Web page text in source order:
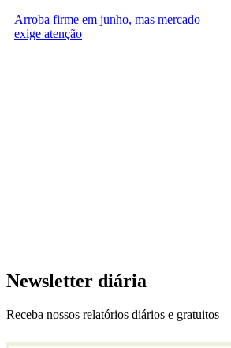
Arroba firme em junho, mas mercado
exige atenção
Newsletter diária
Receba nossos relatórios diários e gratuitos